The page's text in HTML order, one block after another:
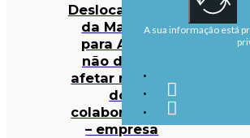
Deslocalização
da Margres
para Aveiro
não deverá
afetar maioria
dos
colaboradores
– empresa
A sua informação está